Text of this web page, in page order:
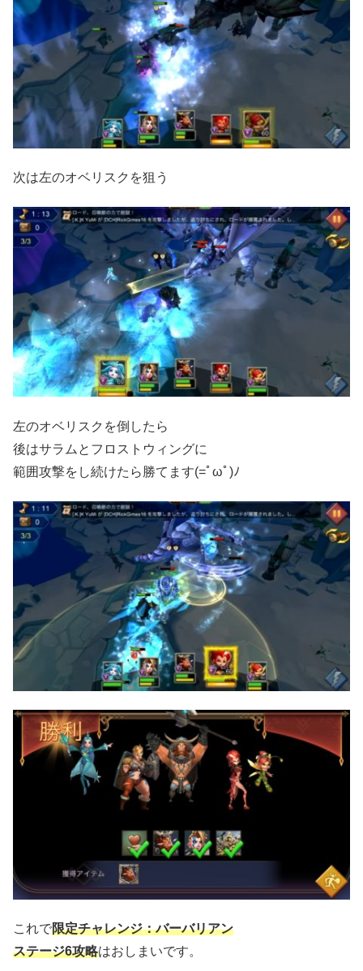
次は左のオベリスクを狙う
左のオベリスクを倒したら
後はサラムとフロストウィングに
範囲攻撃をし続けたら勝てます(=ﾟωﾟ)ﾉ
これで限定チャレンジ：バーバリアン
ステージ6攻略はおしまいです。